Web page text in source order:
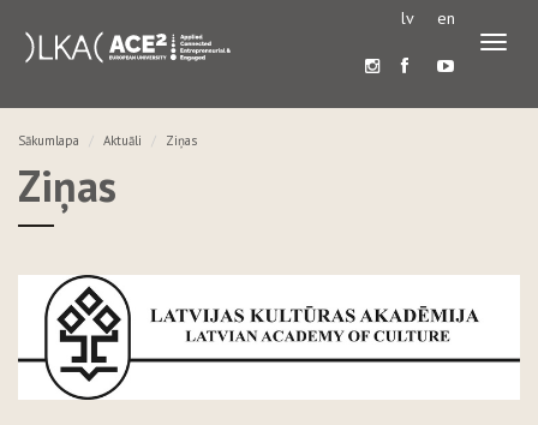
lv en
Sākumlapa Aktuāli Ziņas
Ziņas